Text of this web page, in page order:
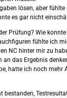
lösen, aber
es gar nicht
Prüfung? Wie
fühlte ich
NC hinter mir zu
das Ergebnis
hatte ich noch mehr